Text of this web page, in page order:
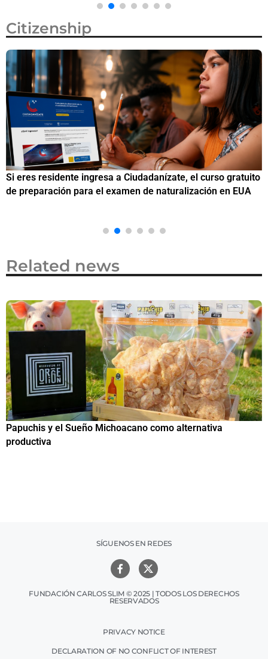
Citizenship
Si eres residente ingresa a Ciudadanízate, el curso gratuito
de preparación para el examen de naturalización en EUA
Related news
Papuchis y el Sueño Michoacano como alternativa
productiva
SÍGUENOS EN REDES
FUNDACIÓN CARLOS SLIM © 2025 | TODOS LOS DERECHOS
RESERVADOS
PRIVACY NOTICE
DECLARATION OF NO CONFLICT OF INTEREST